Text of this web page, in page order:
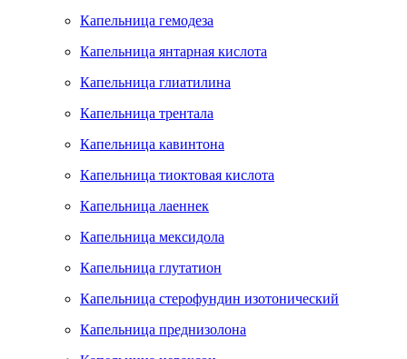
Капельница гемодеза
Капельница янтарная кислота
Капельница глиатилина
Капельница трентала
Капельница кавинтона
Капельница тиоктовая кислота
Капельница лаеннек
Капельница мексидола
Капельница глутатион
Капельница стерофундин изотонический
Капельница преднизолона